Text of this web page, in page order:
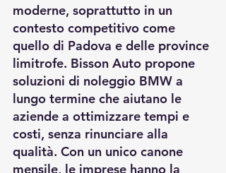
moderne, soprattutto in un
contesto competitivo come
quello di Padova e delle province
limitrofe. Bisson Auto propone
soluzioni di noleggio BMW a
lungo termine che aiutano le
aziende a ottimizzare tempi e
costi, senza rinunciare alla
qualità. Con un unico canone
mensile, le imprese hanno la